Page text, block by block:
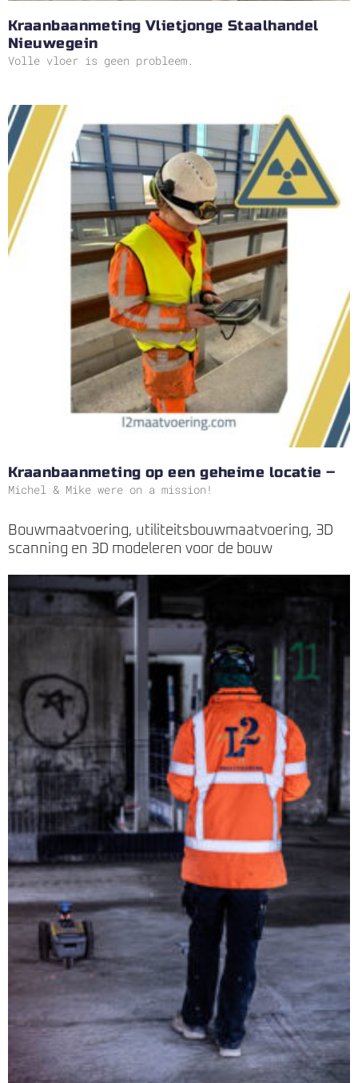
Kraanbaanmeting Vlietjonge Staalhandel
Nieuwegein
Volle vloer is geen probleem.
Kraanbaanmeting op een geheime locatie –
Michel & Mike were on a mission!
Bouwmaatvoering, utiliteitsbouwmaatvoering, 3D
scanning en 3D modeleren voor de bouw